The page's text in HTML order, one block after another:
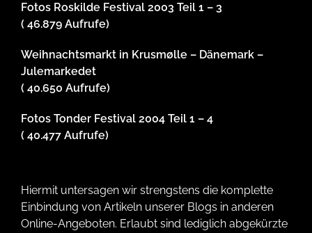
Fotos Roskilde Festival 2003 Teil 1 – 3
( 46.879 Aufrufe)
Weihnachtsmarkt in Krusmølle – Dänemark –
Julemarkedet
( 40.650 Aufrufe)
Fotos Tonder Festival 2004 Teil 1 – 4
( 40.477 Aufrufe)
Hiermit untersagen wir strengstens die komplette
Einbindung von Artikeln unserer Blogs in anderen
Online-Angeboten. Erlaubt sind lediglich abgekürzte